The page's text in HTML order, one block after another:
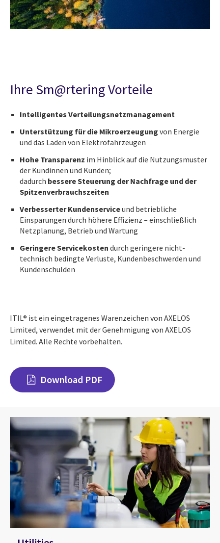
Ihre Sm@rtering Vorteile
Intelligentes Verteilungsnetzmanagement
Unterstützung für die Mikroerzeugung von Energie
und das Laden von Elektrofahrzeugen
Hohe Transparenz im Hinblick auf die Nutzungsmuster
der Kundinnen und Kunden;
dadurch bessere Steuerung der Nachfrage und der
Spitzenverbrauchszeiten
Verbesserter Kundenserviceund betriebliche
Einsparungen durch höhere Effizienz – einschließlich
Netzplanung, Betrieb und Wartung
Geringere Servicekosten durch geringere nicht-
technisch bedingte Verluste, Kundenbeschwerden und
Kundenschulden
ITIL® ist ein eingetragenes Warenzeichen von AXELOS
Limited, verwendet mit der Genehmigung von AXELOS
Limited. Alle Rechte vorbehalten.
Download PDF